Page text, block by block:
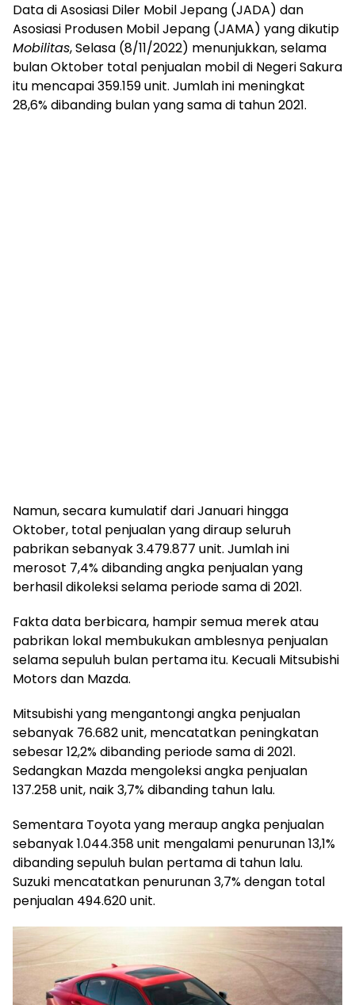
Data di Asosiasi Diler Mobil Jepang (JADA) dan
Asosiasi Produsen Mobil Jepang (JAMA) yang dikutip
Mobilitas, Selasa (8/11/2022) menunjukkan, selama
bulan Oktober total penjualan mobil di Negeri Sakura
itu mencapai 359.159 unit. Jumlah ini meningkat
28,6% dibanding bulan yang sama di tahun 2021.
Namun, secara kumulatif dari Januari hingga
Oktober, total penjualan yang diraup seluruh
pabrikan sebanyak 3.479.877 unit. Jumlah ini
merosot 7,4% dibanding angka penjualan yang
berhasil dikoleksi selama periode sama di 2021.
Fakta data berbicara, hampir semua merek atau
pabrikan lokal membukukan amblesnya penjualan
selama sepuluh bulan pertama itu. Kecuali Mitsubishi
Motors dan Mazda.
Mitsubishi yang mengantongi angka penjualan
sebanyak 76.682 unit, mencatatkan peningkatan
sebesar 12,2% dibanding periode sama di 2021.
Sedangkan Mazda mengoleksi angka penjualan
137.258 unit, naik 3,7% dibanding tahun lalu.
Sementara Toyota yang meraup angka penjualan
sebanyak 1.044.358 unit mengalami penurunan 13,1%
dibanding sepuluh bulan pertama di tahun lalu.
Suzuki mencatatkan penurunan 3,7% dengan total
penjualan 494.620 unit.